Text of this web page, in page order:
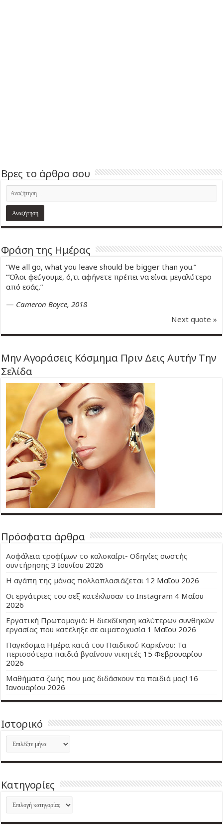
Βρες το άρθρο σου
Φράση της Ημέρας
“We all go, what you leave should be bigger than you.”
”Όλοι φεύγουμε, ό,τι αφήνετε πρέπει να είναι μεγαλύτερο
από εσάς.”
— Cameron Boyce, 2018
Next quote »
Μην Αγοράσεις Κόσμημα Πριν Δεις Αυτήν Την
Σελίδα
Πρόσφατα άρθρα
Ασφάλεια τροφίμων το καλοκαίρι- Οδηγίες σωστής
συντήρησης 3 Ιουνίου 2026
Η αγάπη της μάνας πολλαπλασιάζεται 12 Μαΐου 2026
Οι εργάτριες του σεξ κατέκλυσαν το Instagram 4 Μαΐου
2026
Εργατική Πρωτομαγιά: Η διεκδίκηση καλύτερων συνθηκών
εργασίας που κατέληξε σε αιματοχυσία 1 Μαΐου 2026
Παγκόσμια Ημέρα κατά του Παιδικού Καρκίνου: Τα
περισσότερα παιδιά βγαίνουν νικητές 15 Φεβρουαρίου
2026
Μαθήματα ζωής που μας διδάσκουν τα παιδιά μας! 16
Ιανουαρίου 2026
Ιστορικό
Ιστορικό
Kατηγορίες
Kατηγορίες